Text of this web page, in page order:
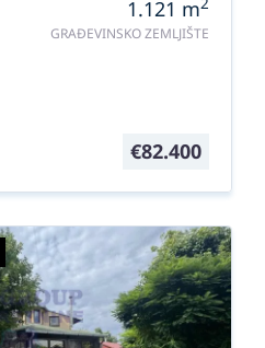
1.121 m
GRAĐEVINSKO ZEMLJIŠTE
€82.400